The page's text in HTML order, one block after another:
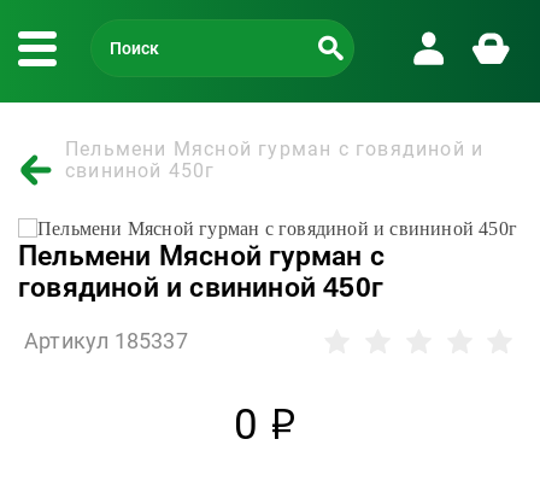
Пельмени Мясной гурман с говядиной и
свининой 450г
Пельмени Мясной гурман с
говядиной и свининой 450г
Артикул 185337
0 р